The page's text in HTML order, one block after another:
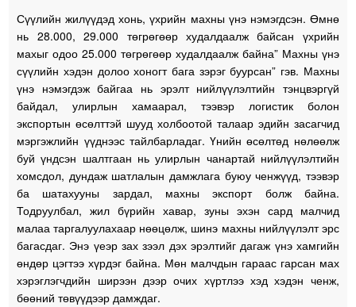
Сүүлийн жилүүдэд хонь, үхрийн махны үнэ нэмэгдсэн. Өмнө
нь 28.000, 29.000 төгрөгөөр худалдаалж байсан үхрийн
махыг одоо 25.000 төгрөгөөр худалдаалж байна” Махны үнэ
сүүлийн хэдэн долоо хоногт бага зэрэг буурсан” гэв. Махны
үнэ нэмэгдэж байгаа нь эрэлт нийлүүлэлтийн тэнцвэргүй
байдал, улирлын хамаарал, тээвэр логистик болон
экспортын өсөлттэй шууд холбоотой талаар эдийн засагчид
мэргэжлийн үүднээс тайлбарладаг. Үнийн өсөлтөд нөлөөлж
буй үндсэн шалтгаан нь улирлын чанартай нийлүүлэлтийн
хомсдол, дундаж шатлалын дамжлага буюу ченжүүд, тээвэр
ба шатахууны зардал, махны экспорт болж байна.
Тодруулбал, жил бүрийн хавар, зуны эхэн сард малчид
малаа таргалуулахаар нөөцөлж, шинэ махны нийлүүлэлт эрс
багасдаг. Энэ үеэр зах зээл дэх эрэлтийг дагаж үнэ хамгийн
өндөр цэгтээ хүрдэг байна. Мөн малчдын гараас гарсан мах
хэрэглэгчдийн ширээн дээр очих хүртлээ хэд хэдэн ченж,
бөөний төвүүдээр дамждаг.